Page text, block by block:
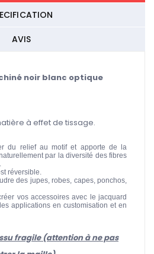
AVIS
noir blanc optique
à effet de tissage.
du relief au motif et apporte de la
par la diversité des fibres
réversible.
des jupes, robes, capes, ponchos,
vos accessoires avec le jacquard
applications en customisation et en
fragile (attention à ne pas